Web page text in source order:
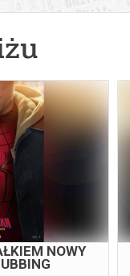
NOWY